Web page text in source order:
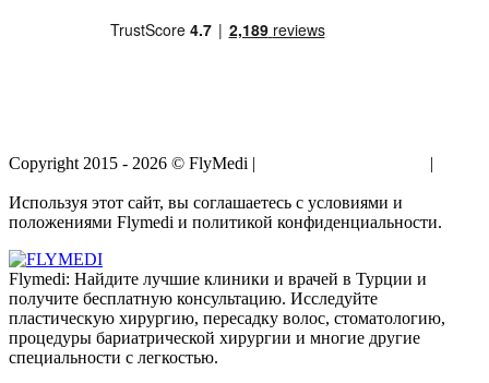
Copyright 2015 - 2026 © FlyMedi |
|
Используя этот сайт, вы соглашаетесь с условиями и
положениями Flymedi и политикой конфиденциальности.
Flymedi: Найдите лучшие клиники и врачей в Турции и
получите бесплатную консультацию. Исследуйте
пластическую хирургию, пересадку волос, стоматологию,
процедуры бариатрической хирургии и многие другие
специальности с легкостью.